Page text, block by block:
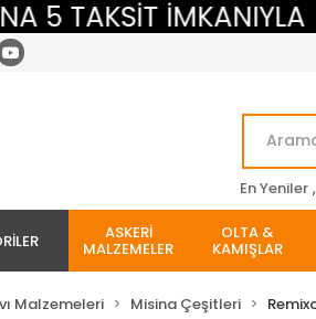
TAKSİT İMKANIYLA
En Yeniler ,
ASKERİ
MALZEMELER
OLTA &
KAMIŞLAR
Malzemeleri Misina Çeşitleri